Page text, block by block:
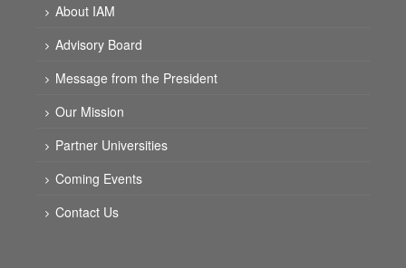
About IAM
Advisory Board
Message from the President
Our Mission
Partner Universities
Coming Events
Contact Us